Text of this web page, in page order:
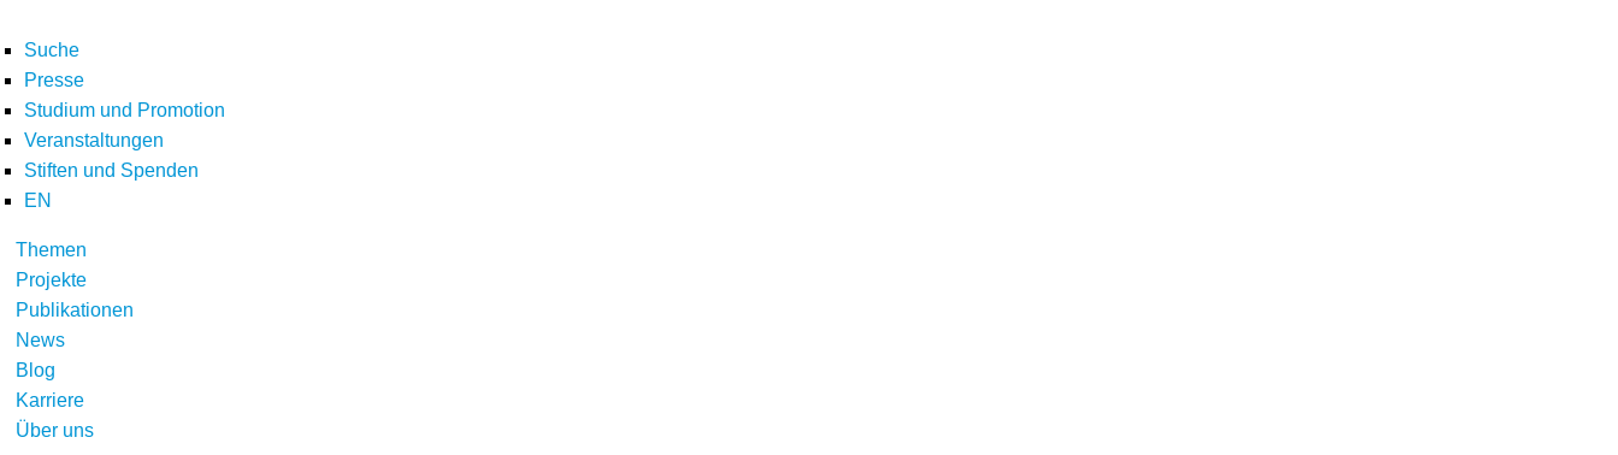
Suche
Presse
Studium und Promotion
Veranstaltungen
Stiften und Spenden
EN
Themen
Projekte
Publikationen
News
Blog
Karriere
Über uns
Home Stiften und Spenden
Teilen